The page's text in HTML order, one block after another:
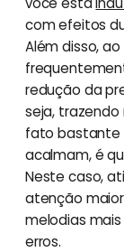
com efeitos
Além disso,
redução da
seja, trazendo
fato bastante
acalmam, é
Neste caso,
atenção
melodias
erros.